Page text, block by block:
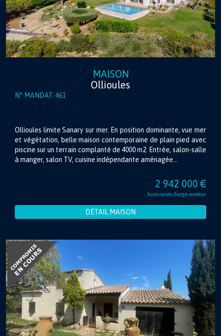
MAISON
Ollioules
N° MANDAT. 461
Ollioules limite Sanary sur mer. En position dominante, vue mer
et végétation, belle maison contemporaine de plain pied avec
piscine sur un terrain complanté de 4000 m2. Entrée, salon-salle
à manger, salon TV, cuisine indépendante aménagée...
2 942 000 €
honoraires charge vendeur
DÉTAIL MAISON